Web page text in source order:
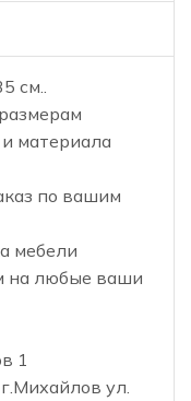
см..
материала
по вашим
мебели
на любые ваши
1
ул.